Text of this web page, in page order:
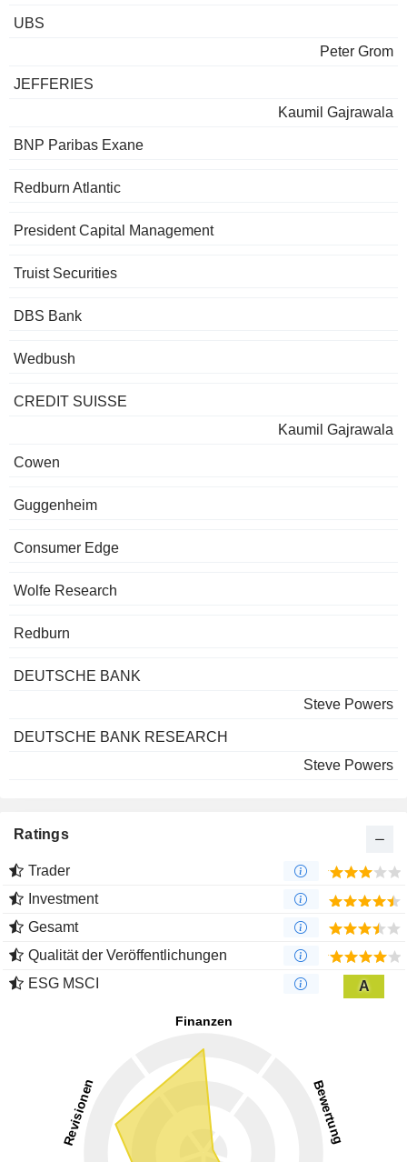
UBS
Peter Grom
JEFFERIES
Kaumil Gajrawala
BNP Paribas Exane
Redburn Atlantic
President Capital Management
Truist Securities
DBS Bank
Wedbush
CREDIT SUISSE
Kaumil Gajrawala
Cowen
Guggenheim
Consumer Edge
Wolfe Research
Redburn
DEUTSCHE BANK
Steve Powers
DEUTSCHE BANK RESEARCH
Steve Powers
Ratings
Trader
Investment
Gesamt
Qualität der Veröffentlichungen
ESG MSCI
A